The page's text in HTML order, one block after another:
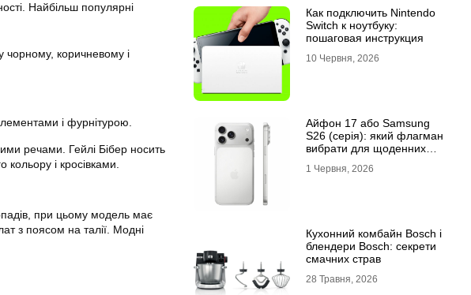
Найбільш популярні
чорному, коричневому і
і фурнітурою.
речами. Гейлі Бібер носить
і кросівками.
при цьому модель має
з поясом на талії. Модні
Как подключить Nintendo
Switch к ноутбуку:
пошаговая инструкция
10 Червня, 2026
Айфон 17 або Samsung
S26 (серія): який флагман
вибрати для щоденних
1 Червня, 2026
Кухонний комбайн Bosch і
блендери Bosch: секрети
смачних страв
28 Травня, 2026